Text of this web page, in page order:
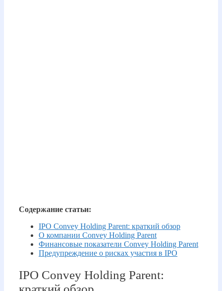
Содержание статьи:
IPO Convey Holding Parent: краткий обзор
О компании Convey Holding Parent
Финансовые показатели Convey Holding Parent
Предупреждение о рисках участия в IPO
IPO Convey Holding Parent: